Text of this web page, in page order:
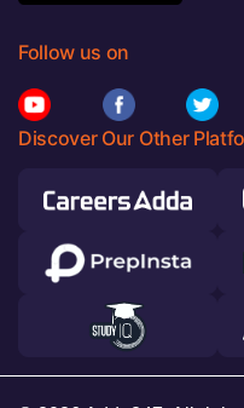
Follow us on
Discover Our Other